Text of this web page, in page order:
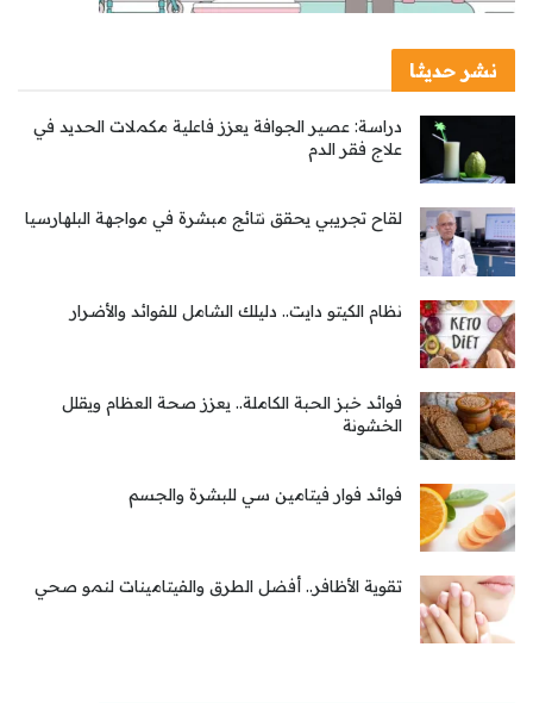
نشر حديثا
دراسة: عصير الجوافة يعزز فاعلية مكملات الحديد في
علاج فقر الدم
لقاح تجريبي يحقق نتائج مبشرة في مواجهة البلهارسيا
نظام الكيتو دايت.. دليلك الشامل للفوائد والأضرار
فوائد خبز الحبة الكاملة.. يعزز صحة العظام ويقلل
الخشونة
فوائد فوار فيتامين سي للبشرة والجسم
تقوية الأظافر.. أفضل الطرق والفيتامينات لنمو صحي